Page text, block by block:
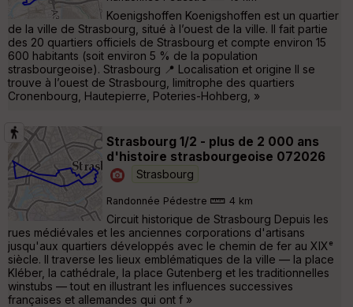
Koenigshoffen Koenigshoffen est un quartier
de la ville de Strasbourg, situé à l’ouest de la ville. Il fait partie
des 20 quartiers officiels de Strasbourg et compte environ 15
600 habitants (soit environ 5 % de la population
strasbourgeoise). Strasbourg 📍 Localisation et origine Il se
trouve à l’ouest de Strasbourg, limitrophe des quartiers
Cronenbourg, Hautepierre, Poteries-Hohberg, »
Strasbourg 1/2 - plus de 2 000 ans
d'histoire strasbourgeoise 072026
Strasbourg
Randonnée Pédestre 4 km
Circuit historique de Strasbourg Depuis les
rues médiévales et les anciennes corporations d'artisans
jusqu'aux quartiers développés avec le chemin de fer au XIXᵉ
siècle. Il traverse les lieux emblématiques de la ville — la place
Kléber, la cathédrale, la place Gutenberg et les traditionnelles
winstubs — tout en illustrant les influences successives
françaises et allemandes qui ont f »